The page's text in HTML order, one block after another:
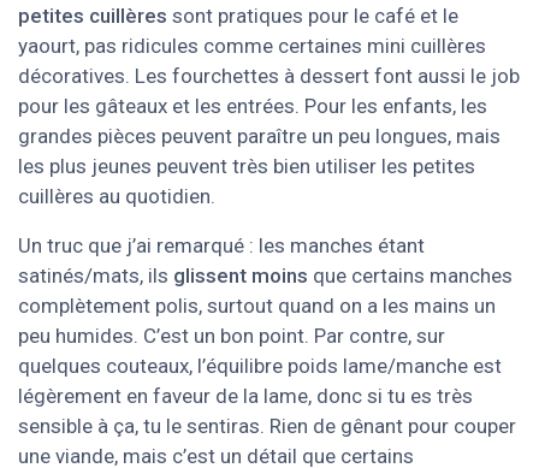
petites cuillères sont pratiques pour le café et le
yaourt, pas ridicules comme certaines mini cuillères
décoratives. Les fourchettes à dessert font aussi le job
pour les gâteaux et les entrées. Pour les enfants, les
grandes pièces peuvent paraître un peu longues, mais
les plus jeunes peuvent très bien utiliser les petites
cuillères au quotidien.
Un truc que j’ai remarqué : les manches étant
satinés/mats, ils glissent moins que certains manches
complètement polis, surtout quand on a les mains un
peu humides. C’est un bon point. Par contre, sur
quelques couteaux, l’équilibre poids lame/manche est
légèrement en faveur de la lame, donc si tu es très
sensible à ça, tu le sentiras. Rien de gênant pour couper
une viande, mais c’est un détail que certains